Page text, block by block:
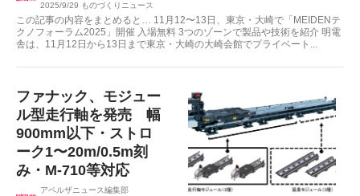
2025/9/29 ものづくりニュース
この記事の内容をまとめると… 11月12〜13日、東京・大崎で「MEIDENテ
クノフォーラム2025」開催 入場無料 3つのゾーンで製品や技術を紹介 明電
舎は、11月12日から13日まで東京・大崎の大崎会館でプライベート...
ファナック、モジュー
ル型走行軸を発売 幅
900mm以下・ストロ
ーク1〜20m/0.5m刻
み・M‑710等対応
アペルザニュース編集部